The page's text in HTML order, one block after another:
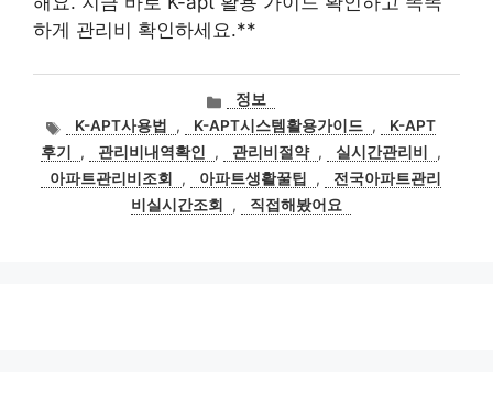
하게 관리비 확인하세요.**
카
테
고
리
정보
태
그
K-APT사용법 , K-APT시스템활용가이드 ,
K-APT
후기
, 관리비내역확인 , 관리비절약 , 실시간관리비
,
아파트관리비조회
, 아파트생활꿀팁 ,
전국아파트관리
비실시간조회
, 직접해봤어요